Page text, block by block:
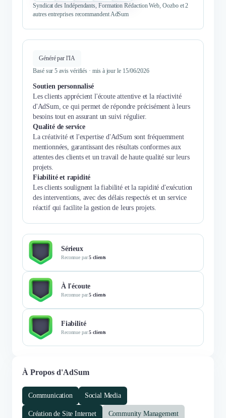
Syndicat des Indépendants, Formation Rédaction Web, Oozbo et 2
autres entreprises recommandent AdSum
Généré par l'IA
Basé sur 5 avis vérifiés · mis à jour le 15/06/2026
Soutien personnalisé
Les clients apprécient l'écoute attentive et la réactivité
d'AdSum, ce qui permet de répondre précisément à leurs
besoins tout en assurant un suivi régulier.
Qualité de service
La créativité et l'expertise d'AdSum sont fréquemment
mentionnées, garantissant des résultats conformes aux
attentes des clients et un travail de haute qualité sur leurs
projets.
Fiabilité et rapidité
Les clients soulignent la fiabilité et la rapidité d'exécution
des interventions, avec des délais respectés et un service
réactif qui facilite la gestion de leurs projets.
Sérieux
Reconnue par5 clients
À l'écoute
Reconnue par5 clients
Fiabilité
Reconnue par5 clients
À Propos d'AdSum
Communication Social Media
Création de Site Internet Community Management